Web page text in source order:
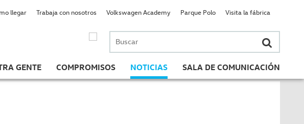
Buscar
por:
GENTE COMPROMISOS NOTICIAS SALA DE COMUNICACIÓN
llegar Trabaja con nosotros Volkswagen Academy Parque Polo Visita la fábrica